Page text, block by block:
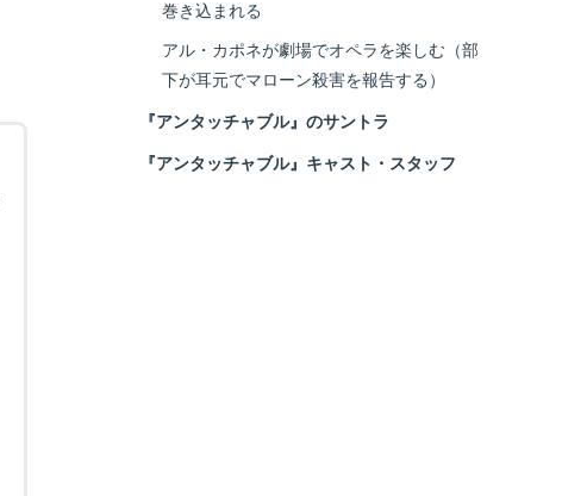
巻き込まれる
アル・カポネが劇場でオペラを楽しむ（部
下が耳元でマローン殺害を報告する）
『アンタッチャブル』のサントラ
『アンタッチャブル』キャスト・スタッフ